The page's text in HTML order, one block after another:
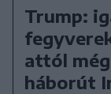
Trump:
attól
háborút